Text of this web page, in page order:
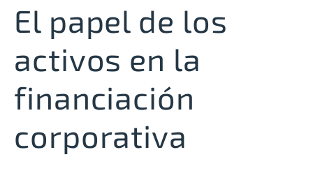
El papel de los
activos en la
financiación
corporativa